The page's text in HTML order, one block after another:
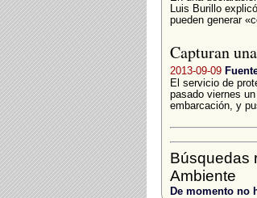
Luis Burillo
pueden generar
Capturan
2013-09-09
El servicio de
pasado viernes
embarcación, y
Búsquedas
Ambiente
De momento no